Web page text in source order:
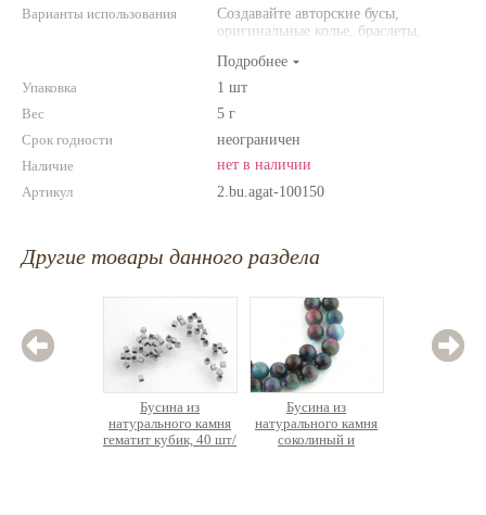
товара может отличаться от
представленных на фото.
Варианты использования
Создавайте авторские бусы,
оригинальные колье, браслеты,
Комбинируйте различные цвета и
размеры. Фантазируйте!
Подробнее
Упаковка
1 шт
Вес
5 г
Срок годности
неограничен
Наличие
нет в наличии
Артикул
2.bu.agat-100150
Другие товары данного раздела
Бусина из
натурального камня
гематит кубик, 40 шт/
Бусина из
натурального камня
соколиный и